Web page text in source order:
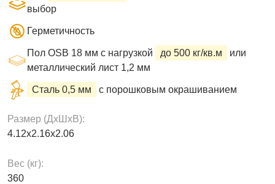
выбор
Герметичность
Пол OSB 18 мм с нагрузкой до 500 кг/кв.м
или
металлический лист 1,2 мм
Сталь 0,5 мм с порошковым окрашиванием
Размер (ДxШxВ):
4.12х2.16х2.06
Вес (кг):
360